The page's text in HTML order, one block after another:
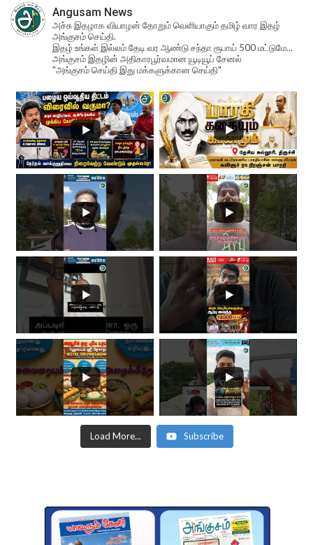
Angusam News
அச்சு இதழாக வியாழன் தோறும் வெளியாகும் தமிழ் வார இதழ்
அங்குசம் செய்தி.
இதழ் உங்கள் இல்லம் தேடி வர ஆண்டு சந்தா ரூபாய் 500 மட்டுமே...
அங்குசம் இதழின் அதிகாரபூர்வமான யூடியூப் சேனல்
"அங்குசம் செய்தி இது மக்களுக்கான செய்தி"
Load More... Subscribe